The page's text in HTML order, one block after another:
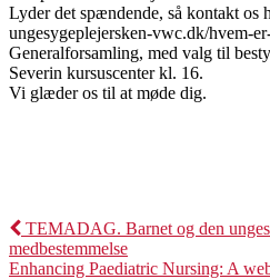
Lyder det spændende, så kontakt os
ungesygeplejersken-vwc.dk/hvem-
Generalforsamling, med valg til
Severin kursuscenter kl. 16.
Vi glæder os til at møde dig.
Indlægsnavigation
TEMADAG. Barnet og den
medbestemmelse
Enhancing Paediatric Nursing: A